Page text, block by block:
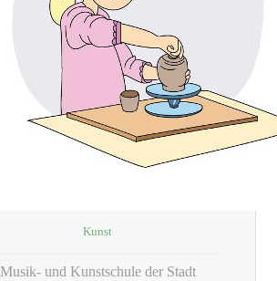
Kunst
Musik- und Kunstschule der Stadt